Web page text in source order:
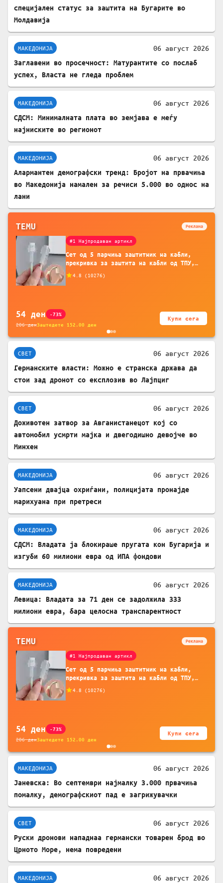
специјален статус за заштита на Бугарите во
Молдавија
МАКЕДОНИЈА 06 август 2026
Заглавени во просечност: Матурантите со послаб
успех, Власта не гледа проблем
МАКЕДОНИЈА 06 август 2026
СДСМ: Минималната плата во земјава е меѓу
најниските во регионот
МАКЕДОНИЈА 06 август 2026
Алармантен демографски тренд: Бројот на првачиња
во Македонија намален за речиси 5.000 во однос на
лани
TEMU Реклама
#1 Најпродаван артикл
Сет од 5 парчиња заштитник на кабли,
прекривка за заштита на кабли од ТПУ,
додатоци за заштита на кабли, без
батерија, за мобилни телефони, комплет
4.8 ( 10276)
54 ден -73%
206денЗаштедете 152.00 ден
Купи сега
СВЕТ 06 август 2026
Германските власти: Можно е странска држава да
стои зад дронот со експлозив во Лајпциг
СВЕТ 06 август 2026
Доживотен затвор за Авганистанецот кој со
автомобил усмрти мајка и двегодишно девојче во
Минхен
МАКЕДОНИЈА 06 август 2026
Уапсени двајца охриѓани, полицијата пронајде
марихуана при претреси
МАКЕДОНИЈА 06 август 2026
СДСМ: Владата ја блокираше пругата кон Бугарија и
изгуби 60 милиони евра од ИПА фондови
МАКЕДОНИЈА 06 август 2026
Левица: Владата за 71 ден се задолжила 333
милиони евра, бара целосна транспарентност
TEMU Реклама
#1 Најпродаван артикл
Сет од 5 парчиња заштитник на кабли,
прекривка за заштита на кабли од ТПУ,
додатоци за заштита на кабли, без
батерија, за мобилни телефони, комплет
4.8 ( 10276)
54 ден -73%
206денЗаштедете 152.00 ден
Купи сега
МАКЕДОНИЈА 06 август 2026
Јаневска: Во септември најмалку 3.000 првачиња
помалку, демографскиот пад е загрижувачки
СВЕТ 06 август 2026
Руски дронови нападнаа германски товарен брод во
Црното Море, нема повредени
МАКЕДОНИЈА 06 август 2026